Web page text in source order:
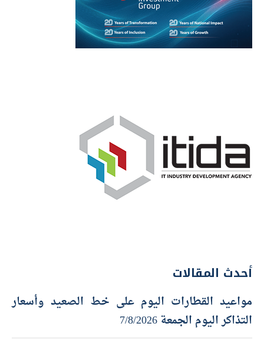
أحدث المقالات
مواعيد القطارات اليوم على خط الصعيد وأسعار
التذاكر اليوم الجمعة 7/8/2026